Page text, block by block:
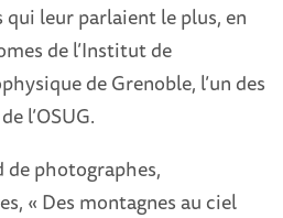
leur parlaient le plus, en
de l’Institut de
de Grenoble, l’un des
l’OSUG.
de photographes,
« Des montagnes au ciel